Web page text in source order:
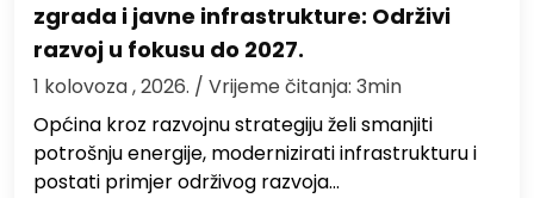
zgrada i javne infrastrukture: Održivi
razvoj u fokusu do 2027.
1 kolovoza , 2026. / Vrijeme čitanja: 3min
Općina kroz razvojnu strategiju želi smanjiti
potrošnju energije, modernizirati infrastrukturu i
postati primjer održivog razvoja…